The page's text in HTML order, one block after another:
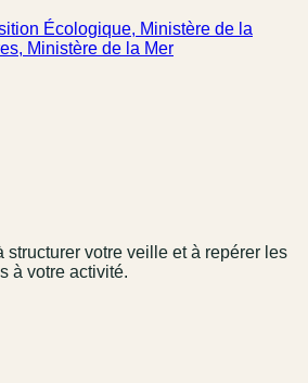
Écologique, Ministère de la
Ministère de la Mer
structurer votre veille et à repérer les
à votre activité.